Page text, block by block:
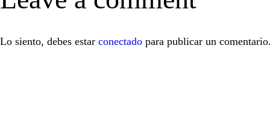
Lo siento, debes estar conectado para publicar un